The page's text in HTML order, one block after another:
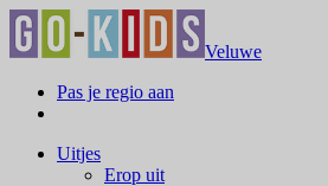
Veluwe
Pas je regio aan
Uitjes
Erop uit